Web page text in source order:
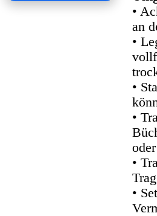
•
an
•
•
•
•
•